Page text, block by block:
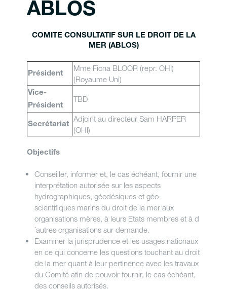
ABLOS
COMITE CONSULTATIF SUR LE DROIT DE LA
MER (ABLOS)
Président
Mme Fiona BLOOR (repr. OHI)
(Royaume Uni)
Vice-
Président
TBD
Secrétariat
Adjoint au directeur Sam HARPER
(OHI)
Objectifs
Conseiller, informer et, le cas échéant, fournir une
interprétation autorisée sur les aspects
hydrographiques, géodésiques et géo-
scientifiques marins du droit de la mer aux
organisations mères, à leurs Etats membres et à d
´autres organisations sur demande.
Examiner la jurisprudence et les usages nationaux
en ce qui concerne les questions touchant au droit
de la mer quant à leur pertinence avec les travaux
du Comité afin de pouvoir fournir, le cas échéant,
des conseils autorisés.